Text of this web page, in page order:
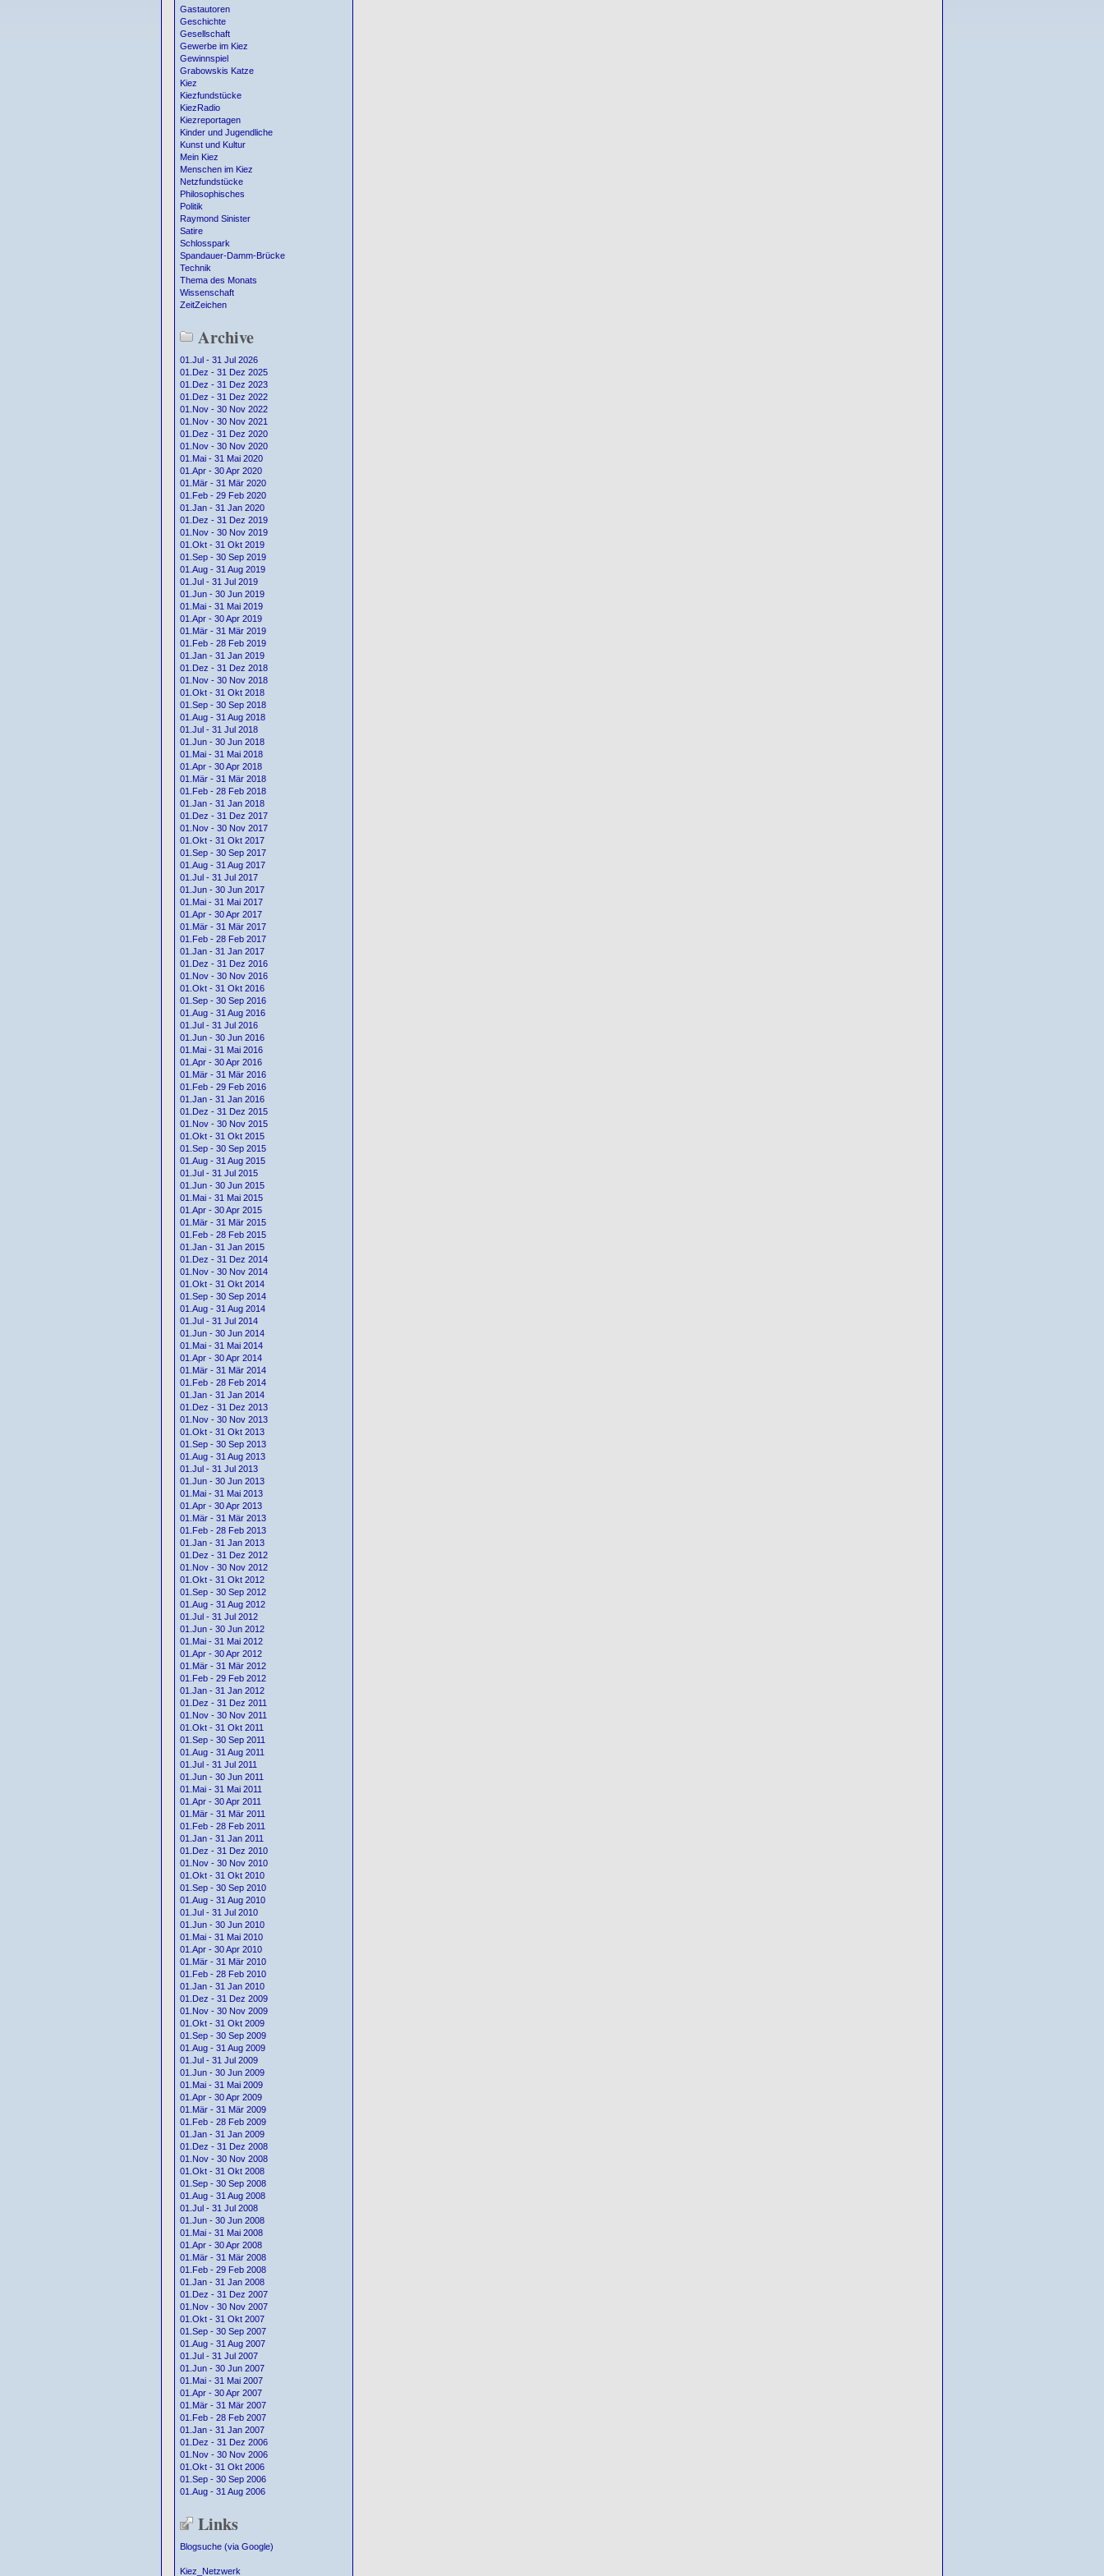
Gastautoren
Geschichte
Gesellschaft
Gewerbe im Kiez
Gewinnspiel
Grabowskis Katze
Kiez
Kiezfundstücke
KiezRadio
Kiezreportagen
Kinder und Jugendliche
Kunst und Kultur
Mein Kiez
Menschen im Kiez
Netzfundstücke
Philosophisches
Politik
Raymond Sinister
Satire
Schlosspark
Spandauer-Damm-Brücke
Technik
Thema des Monats
Wissenschaft
ZeitZeichen
Archive
01.Jul - 31 Jul 2026
01.Dez - 31 Dez 2025
01.Dez - 31 Dez 2023
01.Dez - 31 Dez 2022
01.Nov - 30 Nov 2022
01.Nov - 30 Nov 2021
01.Dez - 31 Dez 2020
01.Nov - 30 Nov 2020
01.Mai - 31 Mai 2020
01.Apr - 30 Apr 2020
01.Mär - 31 Mär 2020
01.Feb - 29 Feb 2020
01.Jan - 31 Jan 2020
01.Dez - 31 Dez 2019
01.Nov - 30 Nov 2019
01.Okt - 31 Okt 2019
01.Sep - 30 Sep 2019
01.Aug - 31 Aug 2019
01.Jul - 31 Jul 2019
01.Jun - 30 Jun 2019
01.Mai - 31 Mai 2019
01.Apr - 30 Apr 2019
01.Mär - 31 Mär 2019
01.Feb - 28 Feb 2019
01.Jan - 31 Jan 2019
01.Dez - 31 Dez 2018
01.Nov - 30 Nov 2018
01.Okt - 31 Okt 2018
01.Sep - 30 Sep 2018
01.Aug - 31 Aug 2018
01.Jul - 31 Jul 2018
01.Jun - 30 Jun 2018
01.Mai - 31 Mai 2018
01.Apr - 30 Apr 2018
01.Mär - 31 Mär 2018
01.Feb - 28 Feb 2018
01.Jan - 31 Jan 2018
01.Dez - 31 Dez 2017
01.Nov - 30 Nov 2017
01.Okt - 31 Okt 2017
01.Sep - 30 Sep 2017
01.Aug - 31 Aug 2017
01.Jul - 31 Jul 2017
01.Jun - 30 Jun 2017
01.Mai - 31 Mai 2017
01.Apr - 30 Apr 2017
01.Mär - 31 Mär 2017
01.Feb - 28 Feb 2017
01.Jan - 31 Jan 2017
01.Dez - 31 Dez 2016
01.Nov - 30 Nov 2016
01.Okt - 31 Okt 2016
01.Sep - 30 Sep 2016
01.Aug - 31 Aug 2016
01.Jul - 31 Jul 2016
01.Jun - 30 Jun 2016
01.Mai - 31 Mai 2016
01.Apr - 30 Apr 2016
01.Mär - 31 Mär 2016
01.Feb - 29 Feb 2016
01.Jan - 31 Jan 2016
01.Dez - 31 Dez 2015
01.Nov - 30 Nov 2015
01.Okt - 31 Okt 2015
01.Sep - 30 Sep 2015
01.Aug - 31 Aug 2015
01.Jul - 31 Jul 2015
01.Jun - 30 Jun 2015
01.Mai - 31 Mai 2015
01.Apr - 30 Apr 2015
01.Mär - 31 Mär 2015
01.Feb - 28 Feb 2015
01.Jan - 31 Jan 2015
01.Dez - 31 Dez 2014
01.Nov - 30 Nov 2014
01.Okt - 31 Okt 2014
01.Sep - 30 Sep 2014
01.Aug - 31 Aug 2014
01.Jul - 31 Jul 2014
01.Jun - 30 Jun 2014
01.Mai - 31 Mai 2014
01.Apr - 30 Apr 2014
01.Mär - 31 Mär 2014
01.Feb - 28 Feb 2014
01.Jan - 31 Jan 2014
01.Dez - 31 Dez 2013
01.Nov - 30 Nov 2013
01.Okt - 31 Okt 2013
01.Sep - 30 Sep 2013
01.Aug - 31 Aug 2013
01.Jul - 31 Jul 2013
01.Jun - 30 Jun 2013
01.Mai - 31 Mai 2013
01.Apr - 30 Apr 2013
01.Mär - 31 Mär 2013
01.Feb - 28 Feb 2013
01.Jan - 31 Jan 2013
01.Dez - 31 Dez 2012
01.Nov - 30 Nov 2012
01.Okt - 31 Okt 2012
01.Sep - 30 Sep 2012
01.Aug - 31 Aug 2012
01.Jul - 31 Jul 2012
01.Jun - 30 Jun 2012
01.Mai - 31 Mai 2012
01.Apr - 30 Apr 2012
01.Mär - 31 Mär 2012
01.Feb - 29 Feb 2012
01.Jan - 31 Jan 2012
01.Dez - 31 Dez 2011
01.Nov - 30 Nov 2011
01.Okt - 31 Okt 2011
01.Sep - 30 Sep 2011
01.Aug - 31 Aug 2011
01.Jul - 31 Jul 2011
01.Jun - 30 Jun 2011
01.Mai - 31 Mai 2011
01.Apr - 30 Apr 2011
01.Mär - 31 Mär 2011
01.Feb - 28 Feb 2011
01.Jan - 31 Jan 2011
01.Dez - 31 Dez 2010
01.Nov - 30 Nov 2010
01.Okt - 31 Okt 2010
01.Sep - 30 Sep 2010
01.Aug - 31 Aug 2010
01.Jul - 31 Jul 2010
01.Jun - 30 Jun 2010
01.Mai - 31 Mai 2010
01.Apr - 30 Apr 2010
01.Mär - 31 Mär 2010
01.Feb - 28 Feb 2010
01.Jan - 31 Jan 2010
01.Dez - 31 Dez 2009
01.Nov - 30 Nov 2009
01.Okt - 31 Okt 2009
01.Sep - 30 Sep 2009
01.Aug - 31 Aug 2009
01.Jul - 31 Jul 2009
01.Jun - 30 Jun 2009
01.Mai - 31 Mai 2009
01.Apr - 30 Apr 2009
01.Mär - 31 Mär 2009
01.Feb - 28 Feb 2009
01.Jan - 31 Jan 2009
01.Dez - 31 Dez 2008
01.Nov - 30 Nov 2008
01.Okt - 31 Okt 2008
01.Sep - 30 Sep 2008
01.Aug - 31 Aug 2008
01.Jul - 31 Jul 2008
01.Jun - 30 Jun 2008
01.Mai - 31 Mai 2008
01.Apr - 30 Apr 2008
01.Mär - 31 Mär 2008
01.Feb - 29 Feb 2008
01.Jan - 31 Jan 2008
01.Dez - 31 Dez 2007
01.Nov - 30 Nov 2007
01.Okt - 31 Okt 2007
01.Sep - 30 Sep 2007
01.Aug - 31 Aug 2007
01.Jul - 31 Jul 2007
01.Jun - 30 Jun 2007
01.Mai - 31 Mai 2007
01.Apr - 30 Apr 2007
01.Mär - 31 Mär 2007
01.Feb - 28 Feb 2007
01.Jan - 31 Jan 2007
01.Dez - 31 Dez 2006
01.Nov - 30 Nov 2006
01.Okt - 31 Okt 2006
01.Sep - 30 Sep 2006
01.Aug - 31 Aug 2006
Links
Blogsuche (via Google)
Kiez_Netzwerk